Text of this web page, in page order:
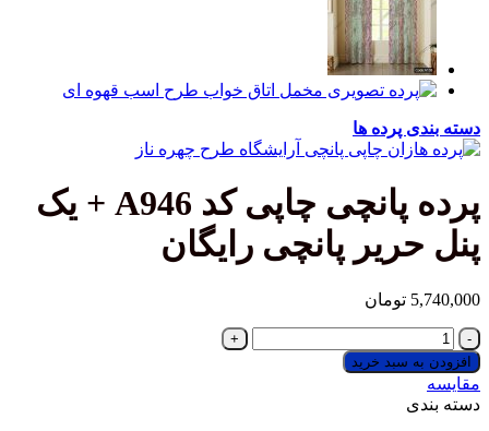
دسته بندی پرده ها
پرده پانچی چاپی کد A946 + یک
پنل حریر پانچی رایگان
5,740,000 تومان
پرده
پانچی
چاپی
کد
A946
افزودن به سبد خرید
مقایسه
دسته بندی